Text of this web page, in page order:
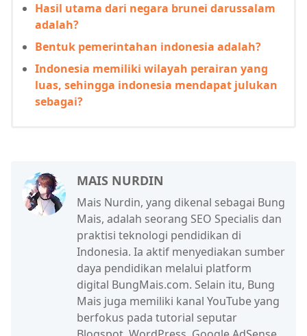
Hasil utama dari negara brunei darussalam
adalah?
Bentuk pemerintahan indonesia adalah?
Indonesia memiliki wilayah perairan yang
luas, sehingga indonesia mendapat julukan
sebagai?
MAIS NURDIN
Mais Nurdin, yang dikenal sebagai Bung
Mais, adalah seorang SEO Specialis dan
praktisi teknologi pendidikan di
Indonesia. Ia aktif menyediakan sumber
daya pendidikan melalui platform
digital BungMais.com. Selain itu, Bung
Mais juga memiliki kanal YouTube yang
berfokus pada tutorial seputar